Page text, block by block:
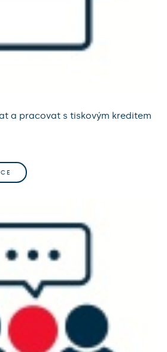
a pracovat s tiskovým kreditem